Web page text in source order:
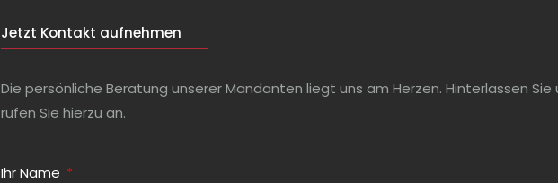
Jetzt Kontakt aufnehmen
Die persönliche Beratung unserer Mandanten liegt uns am Herzen. Hinterlassen Sie
rufen Sie hierzu an.
Ihr Name